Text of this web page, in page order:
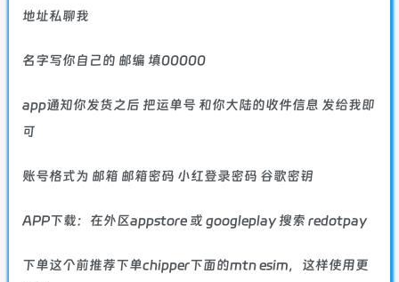
地址私聊我
名字写你自己的 邮编 填00000
app通知你发货之后 把运单号 和你大陆的收件信息 发给我即
可
账号格式为 邮箱 邮箱密码 小红登录密码 谷歌密钥
APP下载：在外区appstore 或 googleplay 搜索 redotpay
下单这个前推荐下单chipper下面的mtn esim，这样使用更